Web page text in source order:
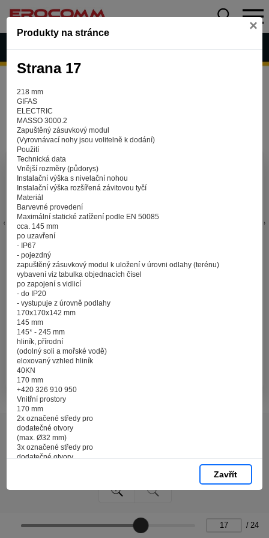
Produkty na stránce ×
Strana 17
218 mm
GIFAS
ELECTRIC
MASSO 3000.2
Zapuštěný zásuvkový modul
(Vyrovnávací nohy jsou volitelně k dodání)
Použití
Technická data
Vnější rozměry (půdorys)
Instalační výška s nivelační nohou
Instalační výška rozšířená závitovou tyčí
Materiál
Barvevné provedení
Maximální statické zatížení podle EN 50085
cca. 145 mm
po uzavření
- IP67
- pojezdný
zapuštěný zásuvkový modul k uložení v úrovni odlahy (terénu)
vybavení viz tabulka objednacích čísel
po zapojení s vidlicí
- do IP20
- vystupuje z úrovně podlahy
170x170x142 mm
145 mm
145* - 245 mm
hliník, přírodní
(odolný soli a mořské vodě)
eloxovaný vzhled hliník
40KN
170 mm
+420 326 910 950
Vnitřní prostory
170 mm
2x označené středy pro
dodatečné otvory
(max. Ø32 mm)
3x označené středy pro
dodatečné otvory
info@erocomm.cz www.erocomm.cz
číslo
Zavřít
/ 24
Aby web fungoval tak, jak ho znáte (souhlas
s cookies)
Záleží nám na tom, aby pro vás nakupování bylo co nejlepší
zážitkem. Abyste na našich stránkách rychle našli to, co
hledáte, ušetřili spoustu klikání a nezobrazovaly se vám
reklamy na věci, které vás nezajímají. Abyste web viděli
v zobrazení na které jste zvyklí a nemuseli se pokaždé
přihlašovat. Proto od vás potřebujeme souhlas se
zpracováním souborů cookies - malých souborů, které
se dočasně ukládají ve vašem prohlížeči. Stisknutím tlačítka
„V pořádku“ souhlasíte s nastavením cookies tak, abychom
vám poskytovali smysluplné a užitečné služby na základě
vašich údajů. Svůj souhlas můžete kdykoli změnit na stránce
Spravovat cookies